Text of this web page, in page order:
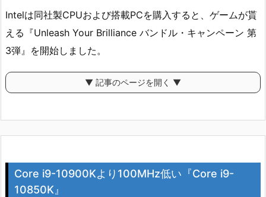
Intelは同社製CPUおよび搭載PCを購入すると、ゲームが貰
える『Unleash Your Brilliance バンドル・キャンペーン 第
3弾』を開始しました。
▼ 記事のページを開く ▼
Core i9-10900Kより100MHz低い『Core i9-
10850K』